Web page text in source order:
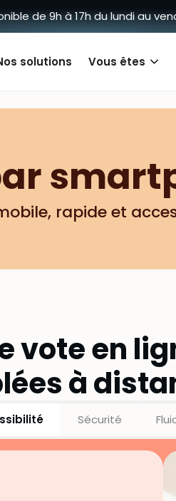
de 9h à 17h du lundi au
solutions Vous êtes
rapide et
vote en
à
Sécurité